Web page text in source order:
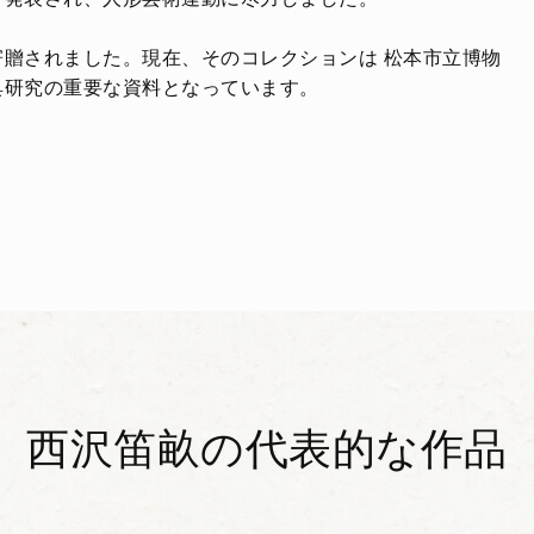
されました。現在、そのコレクションは 松本市立博物
究の重要な資料となっています。
西沢笛畝の代表的な作品